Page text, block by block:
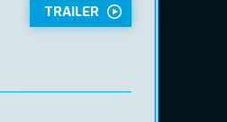
TRAILER